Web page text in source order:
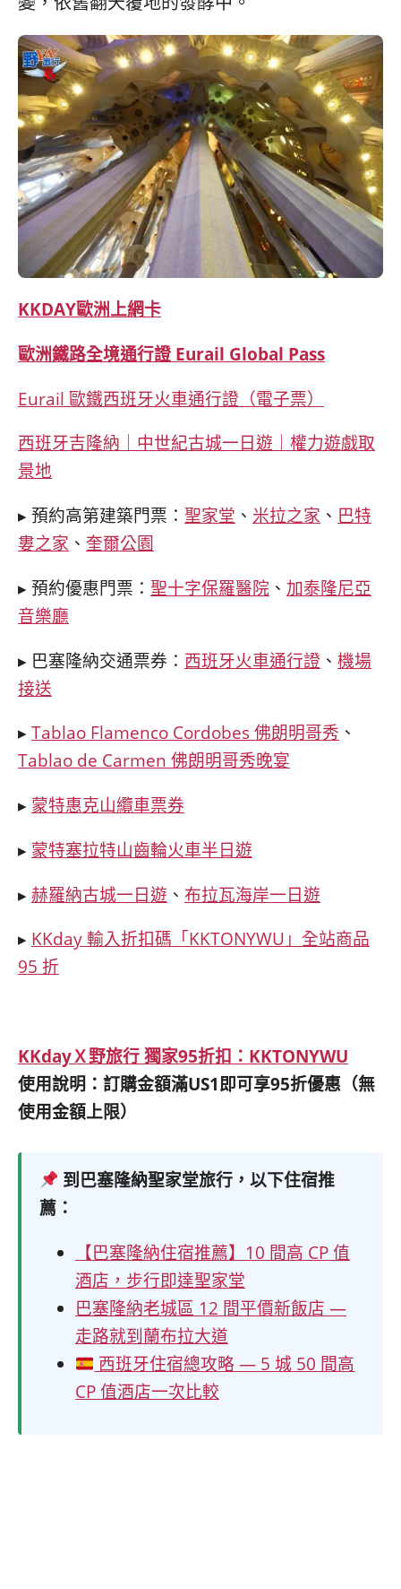
KKDAY歐洲上網卡
歐洲鐵路全境通行證 Eurail Global Pass
Eurail 歐鐵西班牙火車通行證（電子票）
西班牙吉隆納｜中世紀古城一日遊｜權力遊戲取
景地
▸ 預約高第建築門票： 聖家堂 、 米拉之家 、 巴特
婁之家 、 奎爾公園
▸ 預約優惠門票： 聖十字保羅醫院 、 加泰隆尼亞
音樂廳
▸ 巴塞隆納交通票券： 西班牙火車通行證 、 機場
接送
▸ Tablao Flamenco Cordobes 佛朗明哥秀 、
Tablao de Carmen 佛朗明哥秀晚宴
▸ 蒙特惠克山纜車票券
▸ 蒙特塞拉特山齒輪火車半日遊
▸ 赫羅納古城一日遊 、 布拉瓦海岸一日遊
▸ KKday 輸入折扣碼「KKTONYWU」全站商品
95 折
KKdayＸ野旅行 獨家95折扣： KKTONYWU
使用說明：訂購金額滿US1即可享95折優惠（無
使用金額上限）
到巴塞隆納聖家堂旅行，以下住宿推
薦：
【巴塞隆納住宿推薦】10 間高 CP 值
酒店，步行即達聖家堂
巴塞隆納老城區 12 間平價新飯店 —
走路就到蘭布拉大道
西班牙住宿總攻略 — 5 城 50 間高
CP 值酒店一次比較